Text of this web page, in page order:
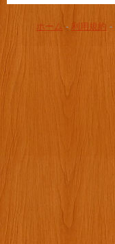
ホーム - 利用規約 -